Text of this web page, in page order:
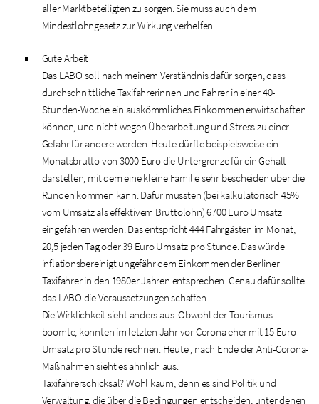
aller Marktbeteiligten zu sorgen. Sie muss auch dem
Mindestlohngesetz zur Wirkung verhelfen.
Gute Arbeit
Das LABO soll nach meinem Verständnis dafür sorgen, dass
durchschnittliche Taxifahrerinnen und Fahrer in einer 40-
Stunden-Woche ein auskömmliches Einkommen erwirtschaften
können, und nicht wegen Überarbeitung und Stress zu einer
Gefahr für andere werden. Heute dürfte beispielsweise ein
Monatsbrutto von 3000 Euro die Untergrenze für ein Gehalt
darstellen, mit dem eine kleine Familie sehr bescheiden über die
Runden kommen kann. Dafür müssten (bei kalkulatorisch 45%
vom Umsatz als effektivem Bruttolohn) 6700 Euro Umsatz
eingefahren werden. Das entspricht 444 Fahrgästen im Monat,
20,5 jeden Tag oder 39 Euro Umsatz pro Stunde. Das würde
inflationsbereinigt ungefähr dem Einkommen der Berliner
Taxifahrer in den 1980er Jahren entsprechen. Genau dafür sollte
das LABO die Voraussetzungen schaffen.
Die Wirklichkeit sieht anders aus. Obwohl der Tourismus
boomte, konnten im letzten Jahr vor Corona eher mit 15 Euro
Umsatz pro Stunde rechnen. Heute , nach Ende der Anti-Corona-
Maßnahmen sieht es ähnlich aus.
Taxifahrerschicksal? Wohl kaum, denn es sind Politik und
Verwaltung, die über die Bedingungen entscheiden, unter denen